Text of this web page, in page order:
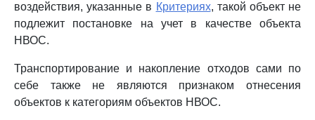
воздействия, указанные в Критериях, такой объект не
подлежит постановке на учет в качестве объекта
НВОС.
Транспортирование и накопление отходов сами по
себе также не являются признаком отнесения
объектов к категориям объектов НВОС.